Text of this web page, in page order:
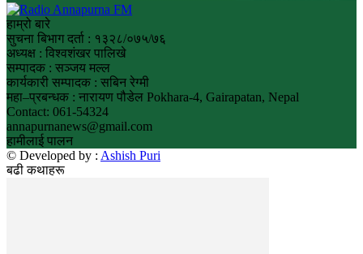
हाम्रो बारे
सुचना बिभाग दर्ता : १३२८/०७५/७६
अध्यक्ष : विश्वशंखर पालिखे
सम्पादक : सञ्जय मल्ल
कार्यकारी सम्पादक : सबिन रेग्मी
महा–प्रबन्धक : नारायण पौडेल Pokhara-4, Gairapatan, Nepal
Contact: 061-54324
annapurnanews@gmail.com
हामीलाई पालन
© Developed by : Ashish Puri
बढी कथाहरू